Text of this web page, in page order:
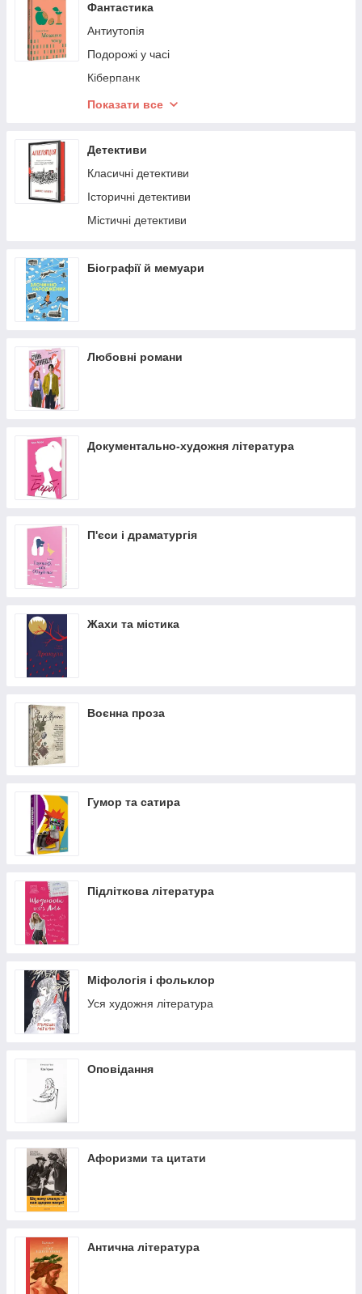
Фантастика
Антиутопія
Подорожі у часі
Кіберпанк
Наукова фантастика
Постапокаліпсис
Альтернативна історія
Показати все
Детективи
Класичні детективи
Історичні детективи
Містичні детективи
Біографії й мемуари
Любовні романи
Документально-художня література
П'єси і драматургія
Жахи та містика
Воєнна проза
Гумор та сатира
Підліткова література
Міфологія і фольклор
Уся художня література
Оповідання
Афоризми та цитати
Антична література